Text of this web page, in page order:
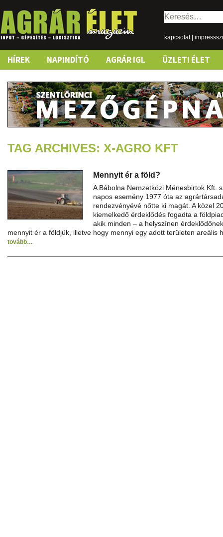
Keresés:
kapcsolat|
Skip
content
HÍREK NAPINDÍTÓ AGRÁR IGL ÜZLETI ÉLET
TAG ARCHIVES: X-AGRO KFT
Mennyit ér a föld?
A Bábolna Nemzetközi Ménesbirtok Kft.
napos esemény 1977 óta az
rendezvényévé nőtte ki magát. A közel
kiemelkedő érdeklődés fogadta a
akik minden – a helyszínen
mennyit ér a földjük, illetve hogy mennyi egy adott területen areális
tovább…